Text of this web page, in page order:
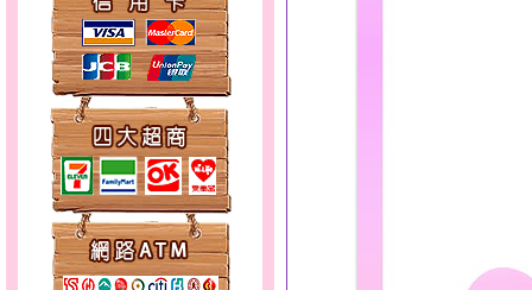
分享愛～金銀鋼套鍊
幸福洋溢～金銀鋼套鍊